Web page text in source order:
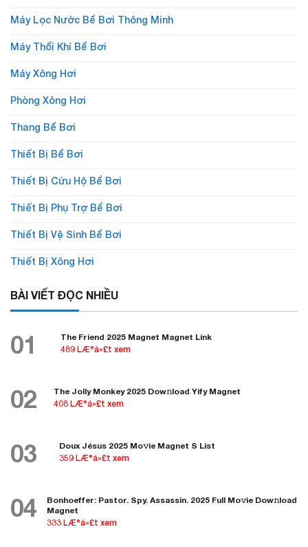
Máy Lọc Nước Bể Bơi Thông Minh
Máy Thổi Khí Bể Bơi
Máy Xông Hơi
Phòng Xông Hơi
Thang Bể Bơi
Thiết Bị Bể Bơi
Thiết Bị Cứu Hộ Bể Bơi
Thiết Bị Phụ Trợ Bể Bơi
Thiết Bị Vệ Sinh Bể Bơi
Thiết Bị Xông Hơi
BÀI VIẾT ĐỌC NHIỀU
01
The Friend 2025 Magnet Magnet Link
489 LÆ°á»£t xem
02
The Jolly Monkey 2025 Dow𝚗load Yify Magnet
408 LÆ°á»£t xem
03
Doux Jésus 2025 Mo𝚟ie Magnet S List
359 LÆ°á»£t xem
04
Bonhoeffer: Pastor. Spy. Assassin. 2025 Full Mo𝚟ie Dow𝚗load
Magnet
333 LÆ°á»£t xem